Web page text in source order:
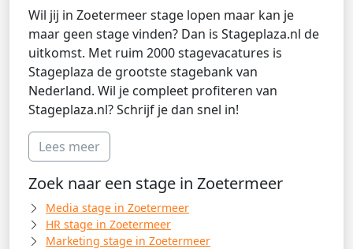
Wil jij in Zoetermeer stage lopen maar kan je
maar geen stage vinden? Dan is Stageplaza.nl de
uitkomst. Met ruim 2000 stagevacatures is
Stageplaza de grootste stagebank van
Nederland. Wil je compleet profiteren van
Stageplaza.nl? Schrijf je dan snel in!
Lees meer
Zoek naar een stage in Zoetermeer
Media stage in Zoetermeer
HR stage in Zoetermeer
Marketing stage in Zoetermeer